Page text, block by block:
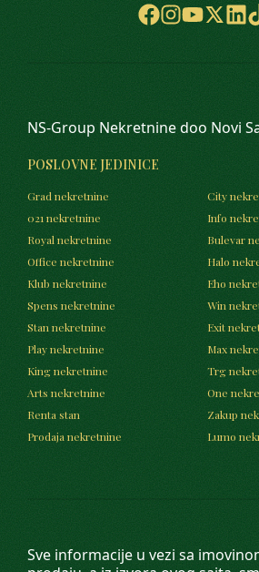
Sve informacije u vezi sa
NS-Group Nekretnine doo Novi
POSLOVNE JEDINICE
Grad nekretnine
City
021 nekretnine
Info
Royal nekretnine
Bulevar
Office nekretnine
Halo
Klub nekretnine
Eho
Spens nekretnine
Win
Stan nekretnine
Exit
Play nekretnine
Max
King nekretnine
Trg
Arts nekretnine
One
Renta stan
Zakup
Prodaja nekretnine
Lumo